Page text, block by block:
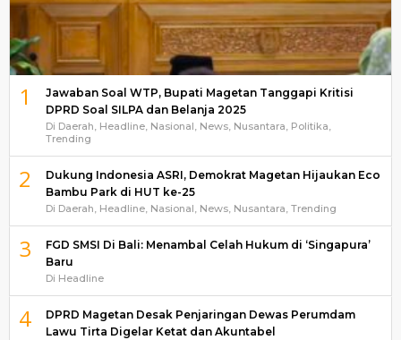
1
Jawaban Soal WTP, Bupati Magetan Tanggapi Kritisi
DPRD Soal SILPA dan Belanja 2025
Di Daerah, Headline, Nasional, News, Nusantara, Politika,
Trending
2
Dukung Indonesia ASRI, Demokrat Magetan Hijaukan Eco
Bambu Park di HUT ke-25
Di Daerah, Headline, Nasional, News, Nusantara, Trending
3
FGD SMSI Di Bali: Menambal Celah Hukum di ‘Singapura’
Baru
Di Headline
4
DPRD Magetan Desak Penjaringan Dewas Perumdam
Lawu Tirta Digelar Ketat dan Akuntabel